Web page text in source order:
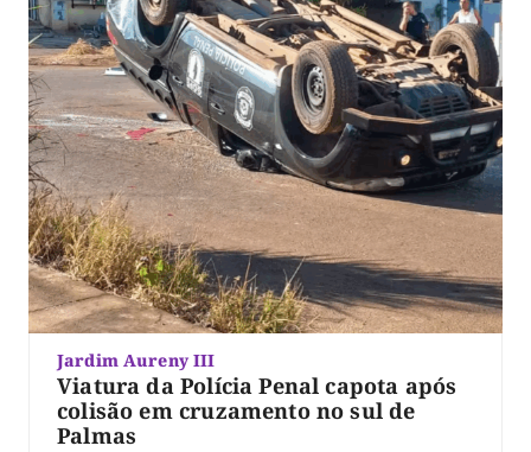
Jardim Aureny III
Viatura da Polícia Penal capota após
colisão em cruzamento no sul de
Palmas